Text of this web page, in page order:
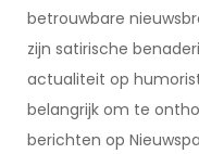
betrouwbare
zijn satirische
actualiteit op
belangrijk om te
berichten op